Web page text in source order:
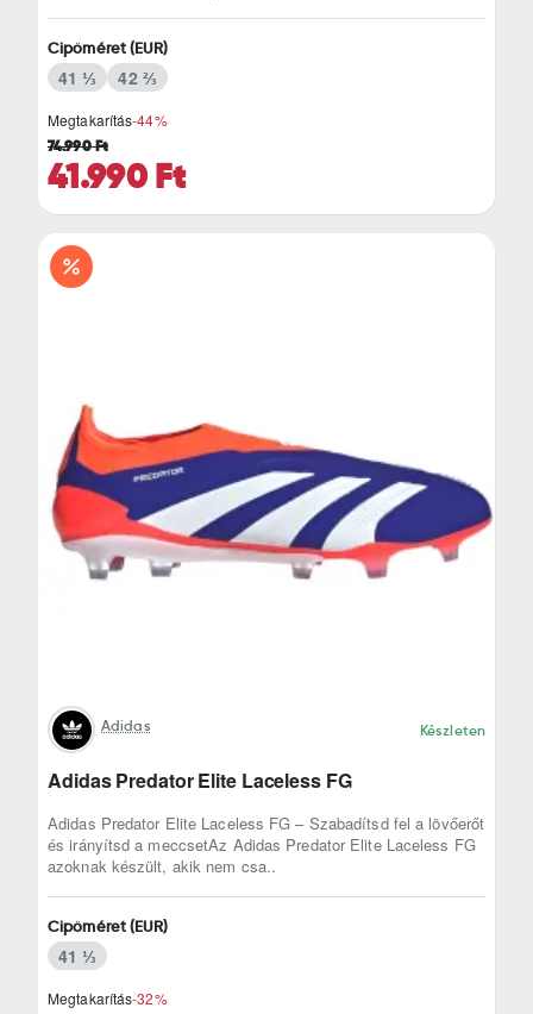
Megtakarítás-44%
41.990 Ft
74.990 Ft
Cipőméret (EUR)
41 ⅓ 42 ⅔
Adidas Készleten
Adidas Predator Elite Laceless FG
Adidas Predator Elite Laceless FG – Szabadítsd fel a lövőerőt
és irányítsd a meccsetAz Adidas Predator Elite Laceless FG
azoknak készült, akik nem csa..
Megtakarítás-32%
Cipőméret (EUR)
41 ⅓